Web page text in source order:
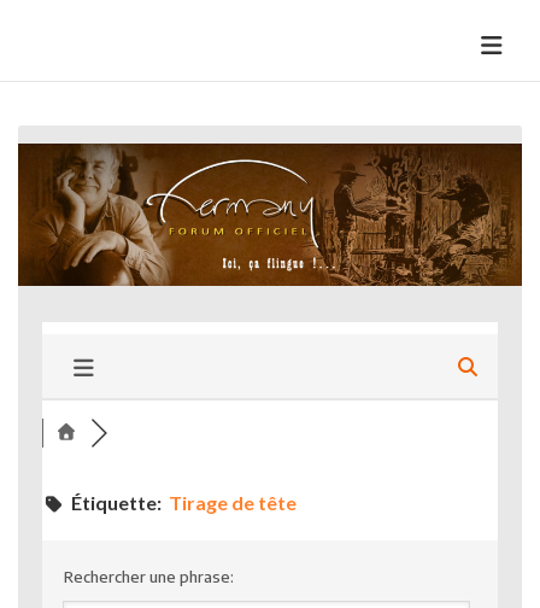
Étiquette: Tirage de tête
Rechercher une phrase: